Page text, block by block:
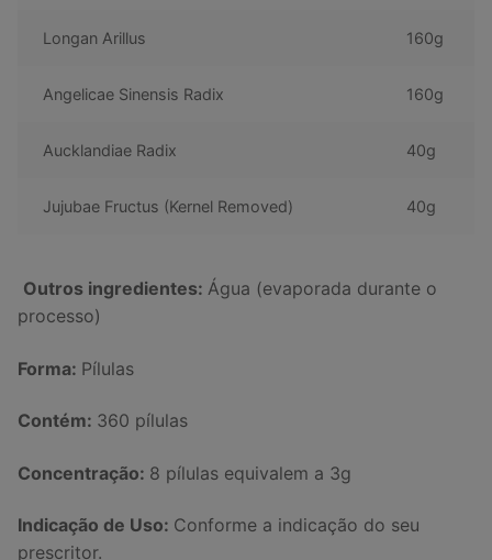
Longan Arillus 160g
Angelicae Sinensis Radix 160g
Aucklandiae Radix 40g
Jujubae Fructus (Kernel Removed) 40g
Outros ingredientes: Água (evaporada durante o
processo)
Forma: Pílulas
Contém: 360 pílulas
Concentração: 8 pílulas equivalem a 3g
Indicação de Uso: Conforme a indicação do seu
prescritor.